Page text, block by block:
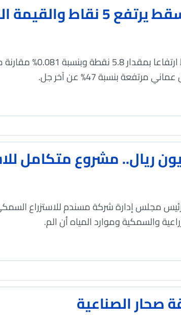
سجل مؤشر بورصة مسقط
بـ12 مليون ريال.. مشروع
مجلس إدارة شركة مسندم للاستزراع
والسمكية وموارد المياه أن الم.
صحار الصناعية